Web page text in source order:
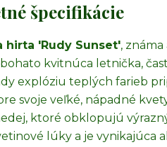
špecifikácie
hirta 'Rudy Sunset', známa
bohato kvitnúca letnička,
explóziu teplých farieb
svoje veľké, nápadné
ktoré obklopujú
lúky a je vynikajúca